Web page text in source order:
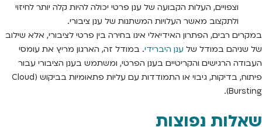
וצפויים, העלות הקבועה של ענן פרטי יכולה להיות קלה יותר לחיזוי
ולתקצוב מאשר העלויות המשתנות של ענן ציבורי.
במקרים רבים, הפתרון האידיאלי אינו בחירה בין פרטי לציבורי, אלא שילוב
של שניהם במודל של ענן היברידי. במודל זה, הארגון מריץ את עומסי
העבודה הרגישים והקריטיים בענן הפרטי, ומשתמש בענן הציבורי עבור
פיתוח, בדיקות, גיבוי או התמודדות עם עליות פתאומיות בביקוש (Cloud
Bursting).
שאלות נפוצות